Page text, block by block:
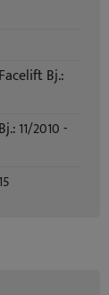
Bj.:
11/2010 -